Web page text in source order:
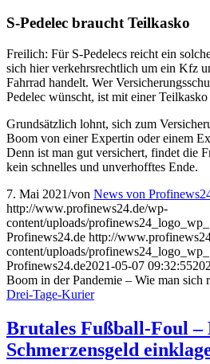
S-Pedelec braucht Teilkasko
Freilich: Für S-Pedelecs reicht ein
sich hier verkehrsrechtlich um ein Kfz
Fahrrad handelt. Wer
Pedelec wünscht, ist mit einer
Grundsätzlich lohnt, sich zum
Boom von einer Expertin oder einem
Denn ist man gut versichert, findet die
kein schnelles und unverhofftes Ende.
7. Mai 2021/von News von
http://www.profinews24.de/wp-
content/uploads/
Profinews24.de http://
content/uploads/
Profinews24.de2021-05-07 09:32:55
Boom in der Pandemie – Wie man sich
Drei-Tage-Kurier
Brutales Fußball-Foul –
Schmerzensgeld